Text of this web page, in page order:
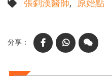
張釗漢醫師 原始點
FacebookWhatsAppWeChat